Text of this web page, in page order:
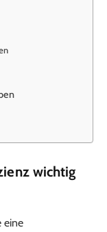
wichtig
eine